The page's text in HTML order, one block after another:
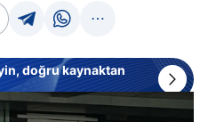
doğru kaynaktan